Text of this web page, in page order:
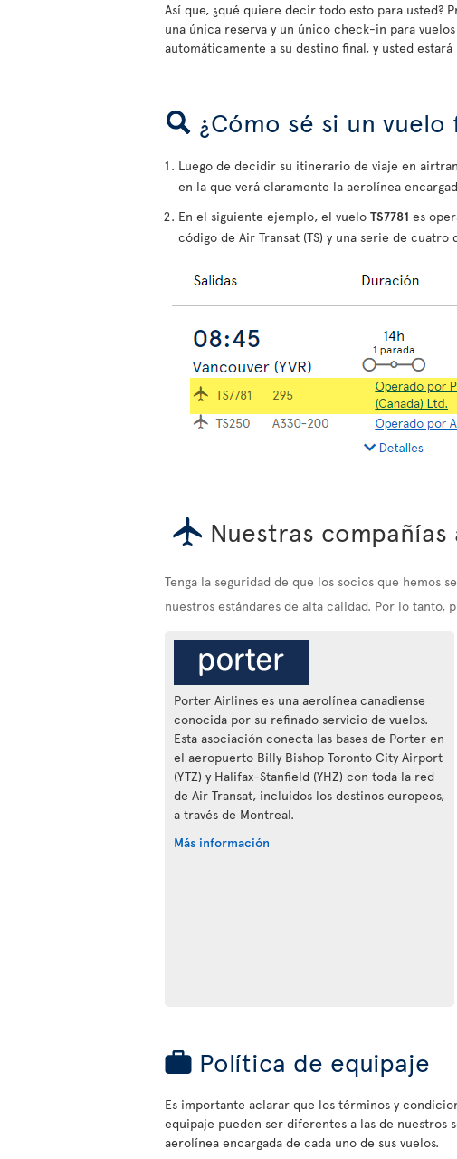
Así que, ¿qué quiere decir todo esto para usted?
una única reserva y un único check-in para
automáticamente a su destino final, y usted
¿Cómo sé si un
Luego de decidir su itinerario de viaje en
en la que verá claramente la aerolínea
En el siguiente ejemplo, el vuelo TS7781 es
código de Air Transat (TS) y una serie de cuatro
Nuestras
Tenga la seguridad de que los socios que hemos
nuestros estándares de alta calidad. Por lo tanto,
Porter Airlines es una aerolínea canadiense
conocida por su refinado servicio de vuelos.
Esta asociación conecta las bases de Porter en
el aeropuerto Billy Bishop Toronto City Airport
(YTZ) y Halifax-Stanfield (YHZ) con toda la red
de Air Transat, incluidos los destinos europeos,
a través de Montreal.
Más información
Política de equipaje
Es importante aclarar que los términos y
equipaje pueden ser diferentes a las de
aerolínea encargada de cada uno de sus vuelos.